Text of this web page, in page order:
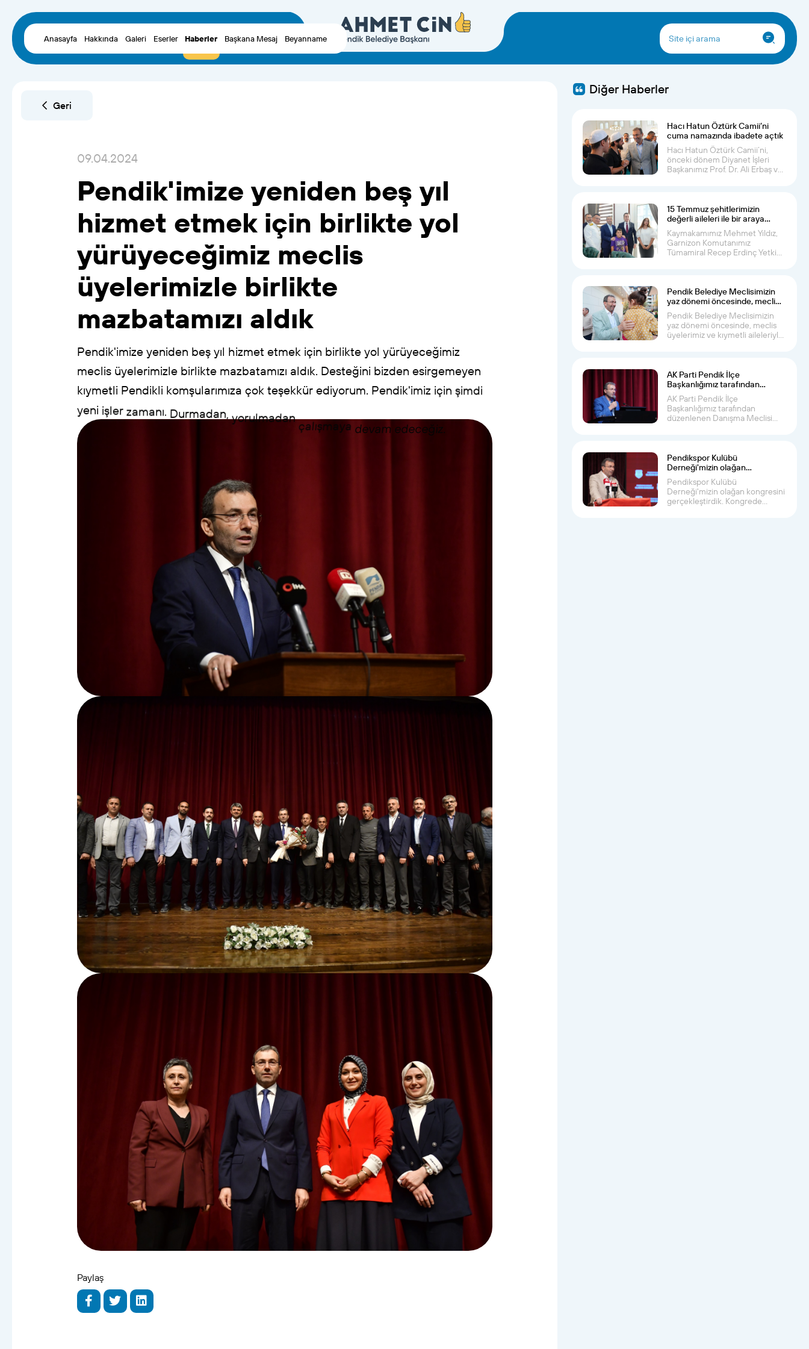
Anasayfa Hakkında Galeri Eserler Haberler Başkana Mesaj Beyanname
Geri
09.04.2024
Pendik'imize yeniden beş yıl
hizmet etmek için birlikte yol
yürüyeceğimiz meclis
üyelerimizle birlikte
mazbatamızı aldık
Pendik'imize yeniden beş yıl hizmet etmek için birlikte yol yürüyeceğimiz
meclis üyelerimizle birlikte mazbatamızı aldık. Desteğini bizden esirgemeyen
kıymetli Pendikli komşularımıza çok teşekkür ediyorum. Pendik'imiz için şimdi
yeni işler zamanı. Durmadan, yorulmadan
Paylaş
Diğer Haberler
Hacı Hatun Öztürk Camii’ni
cuma namazında ibadete açtık
Hacı Hatun Öztürk Camii’ni,
önceki dönem Diyanet İşleri
Başkanımız Prof. Dr. Ali Erbaş ve
15 Temmuz şehitlerimizin
değerli aileleri ile bir araya
geldik
Kaymakamımız Mehmet Yıldız,
Garnizon Komutanımız
Tümamiral Recep Erdinç Yetkin
Pendik Belediye Meclisimizin
yaz dönemi öncesinde, meclis
üyelerimiz ve kıymetli aileleriyle
bir araya geldik
Pendik Belediye Meclisimizin
yaz dönemi öncesinde, meclis
üyelerimiz ve kıymetli aileleriyle
AK Parti Pendik İlçe
Başkanlığımız tarafından
düzenlenen Danışma Meclisi
Toplantısı’na katıldık
AK Parti Pendik İlçe
Başkanlığımız tarafından
düzenlenen Danışma Meclisi
Pendikspor Kulübü
Derneği'mizin olağan
kongresini gerçekleştirdik
Pendikspor Kulübü
Derneği'mizin olağan kongresini
gerçekleştirdik. Kongrede